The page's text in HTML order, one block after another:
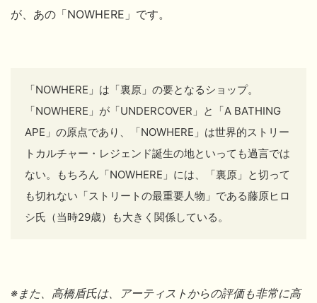
が、あの「NOWHERE」です。
「NOWHERE」は「裏原」の要となるショップ。
「NOWHERE」が「UNDERCOVER」と「A BATHING
APE」の原点であり、
「NOWHERE」は世界的ストリー
トカルチャー・レジェンド誕生の地といっても過言では
ない。もちろん 「NOWHERE」には、「裏原」と切って
も切れない「ストリートの最重要人物」である藤原ヒロ
シ氏（当時29歳）も大きく関係している。
※また、高橋盾氏は、アーティストからの評価も非常に高